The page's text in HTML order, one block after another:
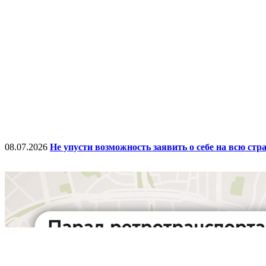
08.07.2026 Не упусти возможность заявить о себе на всю